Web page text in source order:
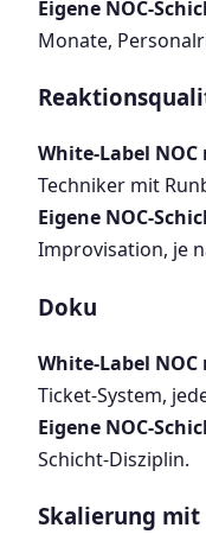
Eigene NOC-
Monate,
White-Label NOC
Techniker mit
Eigene NOC-
Improvisation, je
Doku
White-Label NOC
Ticket-System,
Eigene NOC-
Schicht-Disziplin.
Skalierung mit